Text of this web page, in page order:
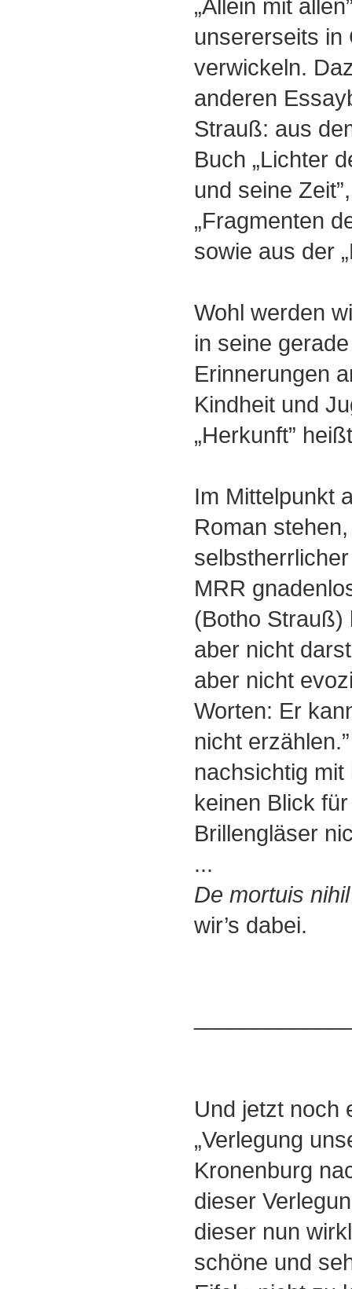
„Allein mit
unsererseits in
verwickeln.
anderen
Strauß: aus
Buch „Lichter
und seine
„Fragmenten
sowie aus der
Wohl werden
in seine
Erinnerungen
Kindheit und
„Herkunft”
Im Mittelpunkt
Roman
MRR
(Botho Strauß)
aber nicht
aber nicht
Worten: Er
nicht
nachsichtig
keinen Blick
Brillengläser
...
De mortuis
wir’s dabei.
Und jetzt noch
„Verlegung
Kronenburg
dieser
dieser nun
schöne und